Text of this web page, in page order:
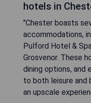
hotels in
"Chester boasts
accommodations,
Pulford Hotel &
Grosvenor. These
dining options,
to both leisure and
an upscale